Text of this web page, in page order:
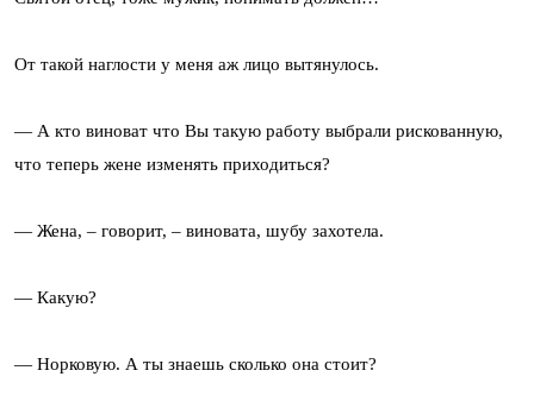
От такой наглости у меня аж лицо вытянулось.
— А кто виноват что Вы такую работу выбрали рискованную,
что теперь жене изменять приходиться?
— Жена, – говорит, – виновата, шубу захотела.
— Какую?
— Норковую. А ты знаешь сколько она стоит?